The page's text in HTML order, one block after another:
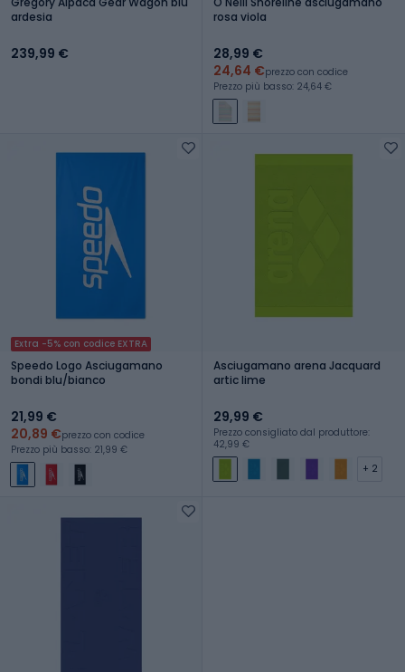
ardesia
239,99 €
rosa viola
28,99 €
24,64 €prezzo con codice
Prezzo più basso: 24,64 €
Extra -5% con codice EXTRA
Speedo Logo Asciugamano
bondi blu/bianco
21,99 €
20,89 €prezzo con codice
Prezzo più basso: 21,99 €
Asciugamano arena Jacquard
artic lime
29,99 €
Prezzo consigliato dal produttore:
42,99 €
+ 2